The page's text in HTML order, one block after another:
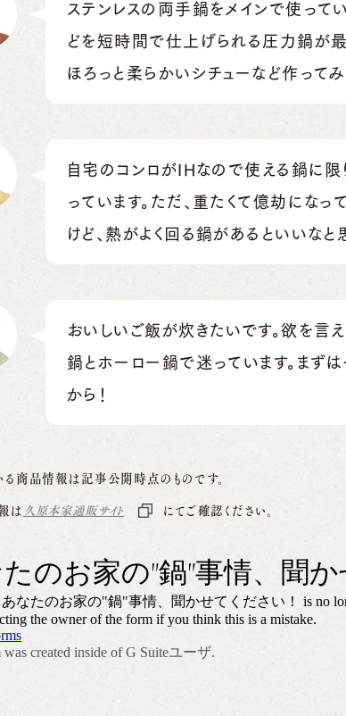
ステンレスの両手鍋をメインで使って
どを短時間で仕上げられる圧力鍋が
ほろっと柔らかいシチューなど作ってみ
自宅のコンロがIHなので使える鍋に限
っています。ただ、重たくて億劫になっ
けど、熱がよく回る鍋があるといいなと
おいしいご飯が炊きたいです。欲を言
鍋とホーロー鍋で迷っています。まず
から！
る商品情報は記事公開時点のものです。
は 久原本家通販サイト にてご確認ください。